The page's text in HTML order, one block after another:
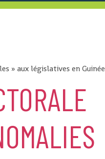
» aux législatives en Guinée